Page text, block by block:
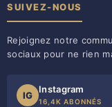
SUIVEZ-NOUS
Rejoignez notre
sociaux pour ne rien
IG
Instagram
16,4K ABONNÉS